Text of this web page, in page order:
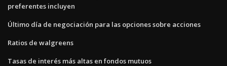
preferentes incluyen
Último día de negociación para las opciones sobre acciones
Ratios de walgreens
Tasas de interés más altas en fondos mutuos